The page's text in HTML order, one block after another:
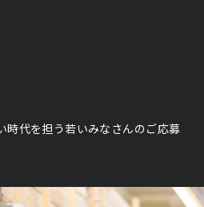
時代を担う若いみなさんのご応募